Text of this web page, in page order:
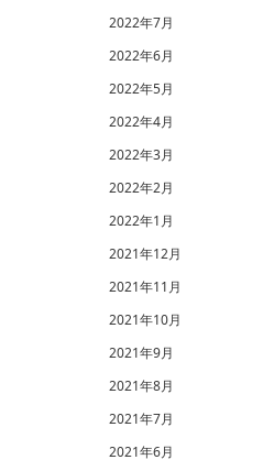
2022年7月
2022年6月
2022年5月
2022年4月
2022年3月
2022年2月
2022年1月
2021年12月
2021年11月
2021年10月
2021年9月
2021年8月
2021年7月
2021年6月